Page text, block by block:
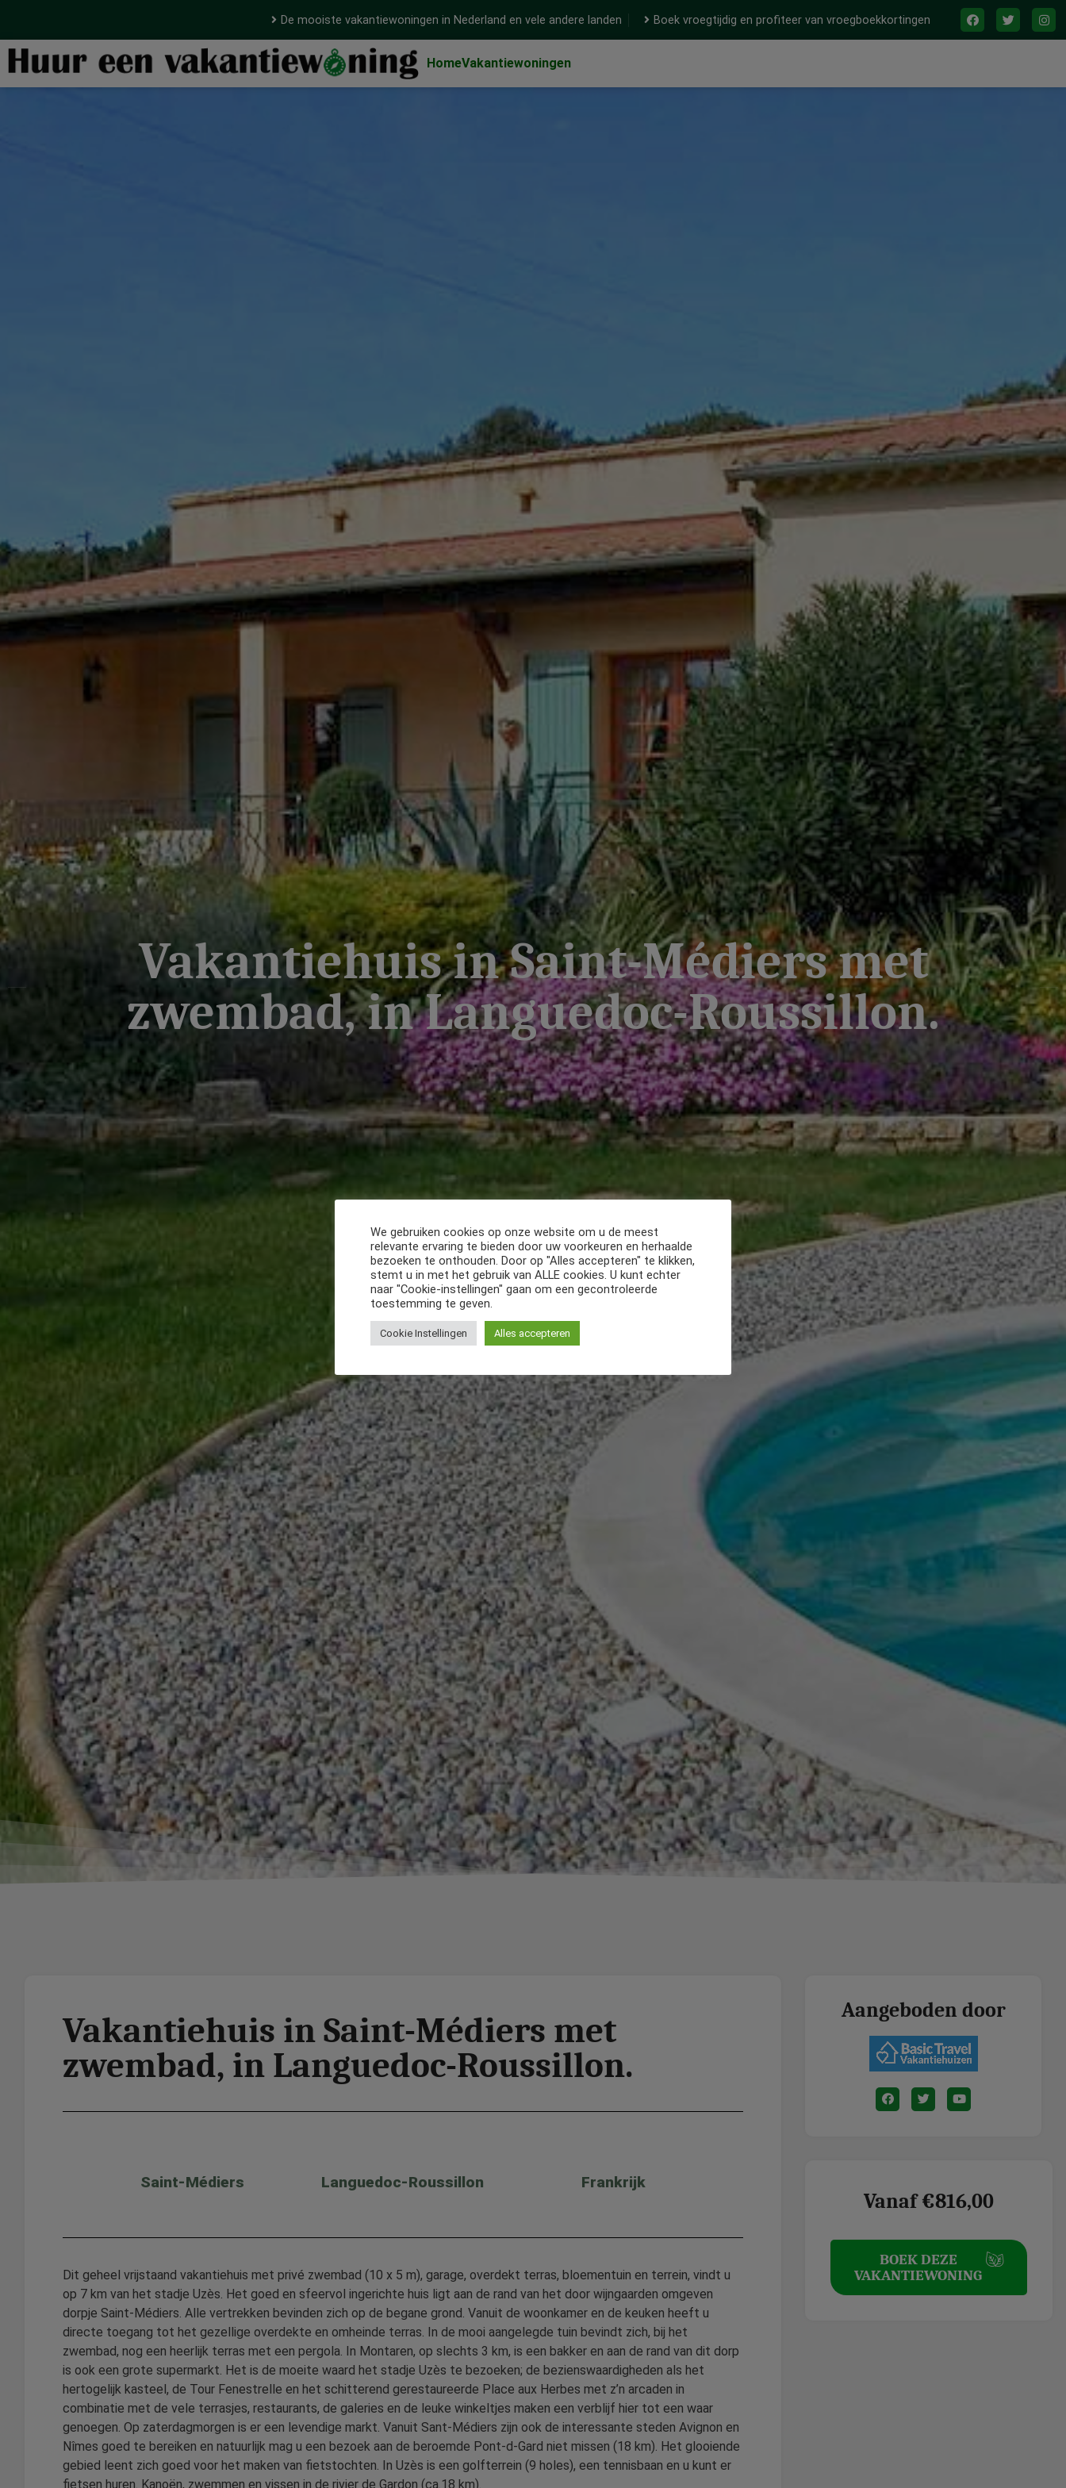
De mooiste vakantiewoningen in Nederland en vele andere landen Boek vroegtijdig en profiteer van vroegboekkortingen
HomeVakantiewoningen
Vakantiehuis in Saint-Médiers met
zwembad, in Languedoc-Roussillon.
Vakantiehuis in Saint-Médiers met
zwembad, in Languedoc-Roussillon.
Saint-Médiers Languedoc-Roussillon Frankrijk
Dit geheel vrijstaand vakantiehuis met privé zwembad (10 x 5 m), garage, overdekt terras, bloementuin en terrein, vindt u
op 7 km van het stadje Uzès. Het goed en sfeervol ingerichte huis ligt aan de rand van het door wijngaarden omgeven
dorpje Saint-Médiers. Alle vertrekken bevinden zich op de begane grond. Vanuit de woonkamer en de keuken heeft u
directe toegang tot het gezellige overdekte en omheinde terras. In de mooi aangelegde tuin bevindt zich, bij het
zwembad, nog een heerlijk terras met een pergola. In Montaren, op slechts 3 km, is een bakker en aan de rand van dit dorp
is ook een grote supermarkt. Het is de moeite waard het stadje Uzès te bezoeken; de bezienswaardigheden als het
hertogelijk kasteel, de Tour Fenestrelle en het schitterend gerestaureerde Place aux Herbes met z’n arcaden in
combinatie met de vele terrasjes, restaurants, de galeries en de leuke winkeltjes maken een verblijf hier tot een waar
genoegen. Op zaterdagmorgen is er een levendige markt. Vanuit Sant-Médiers zijn ook de interessante steden Avignon en
Nîmes goed te bereiken en natuurlijk mag u een bezoek aan de beroemde Pont-d-Gard niet missen (18 km). Het glooiende
gebied leent zich goed voor het maken van fietstochten. In Uzès is een golfterrein (9 holes), een tennisbaan en u kunt er
fietsen huren. Kanoën, zwemmen en vissen in de rivier de Gardon (ca.18 km).
Aangeboden door
Vanaf €816,00
BOEK DEZE
VAKANTIEWONING
We gebruiken cookies op onze website om u de meest
relevante ervaring te bieden door uw voorkeuren en herhaalde
bezoeken te onthouden. Door op "Alles accepteren" te klikken,
stemt u in met het gebruik van ALLE cookies. U kunt echter
naar "Cookie-instellingen" gaan om een gecontroleerde
toestemming te geven.
Cookie Instellingen Alles accepteren